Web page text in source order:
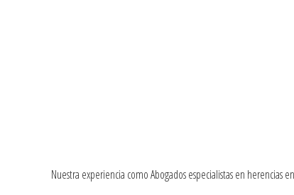
Nuestra experiencia como Abogados especialistas en herencias